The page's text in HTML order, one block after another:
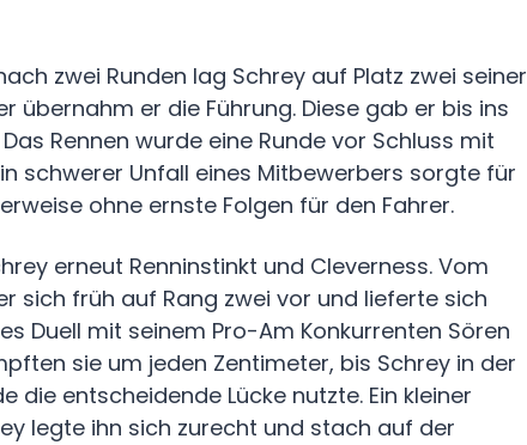
zwei Runden lag Schrey auf Platz zwei seiner
übernahm er die Führung. Diese gab er bis ins
Rennen wurde eine Runde vor Schluss mit
schwerer Unfall eines Mitbewerbers sorgte für
ohne ernste Folgen für den Fahrer.
erneut Renninstinkt und Cleverness. Vom
sich früh auf Rang zwei vor und lieferte sich
Duell mit seinem Pro-Am Konkurrenten Sören
sie um jeden Zentimeter, bis Schrey in der
die entscheidende Lücke nutzte. Ein kleiner
legte ihn sich zurecht und stach auf der